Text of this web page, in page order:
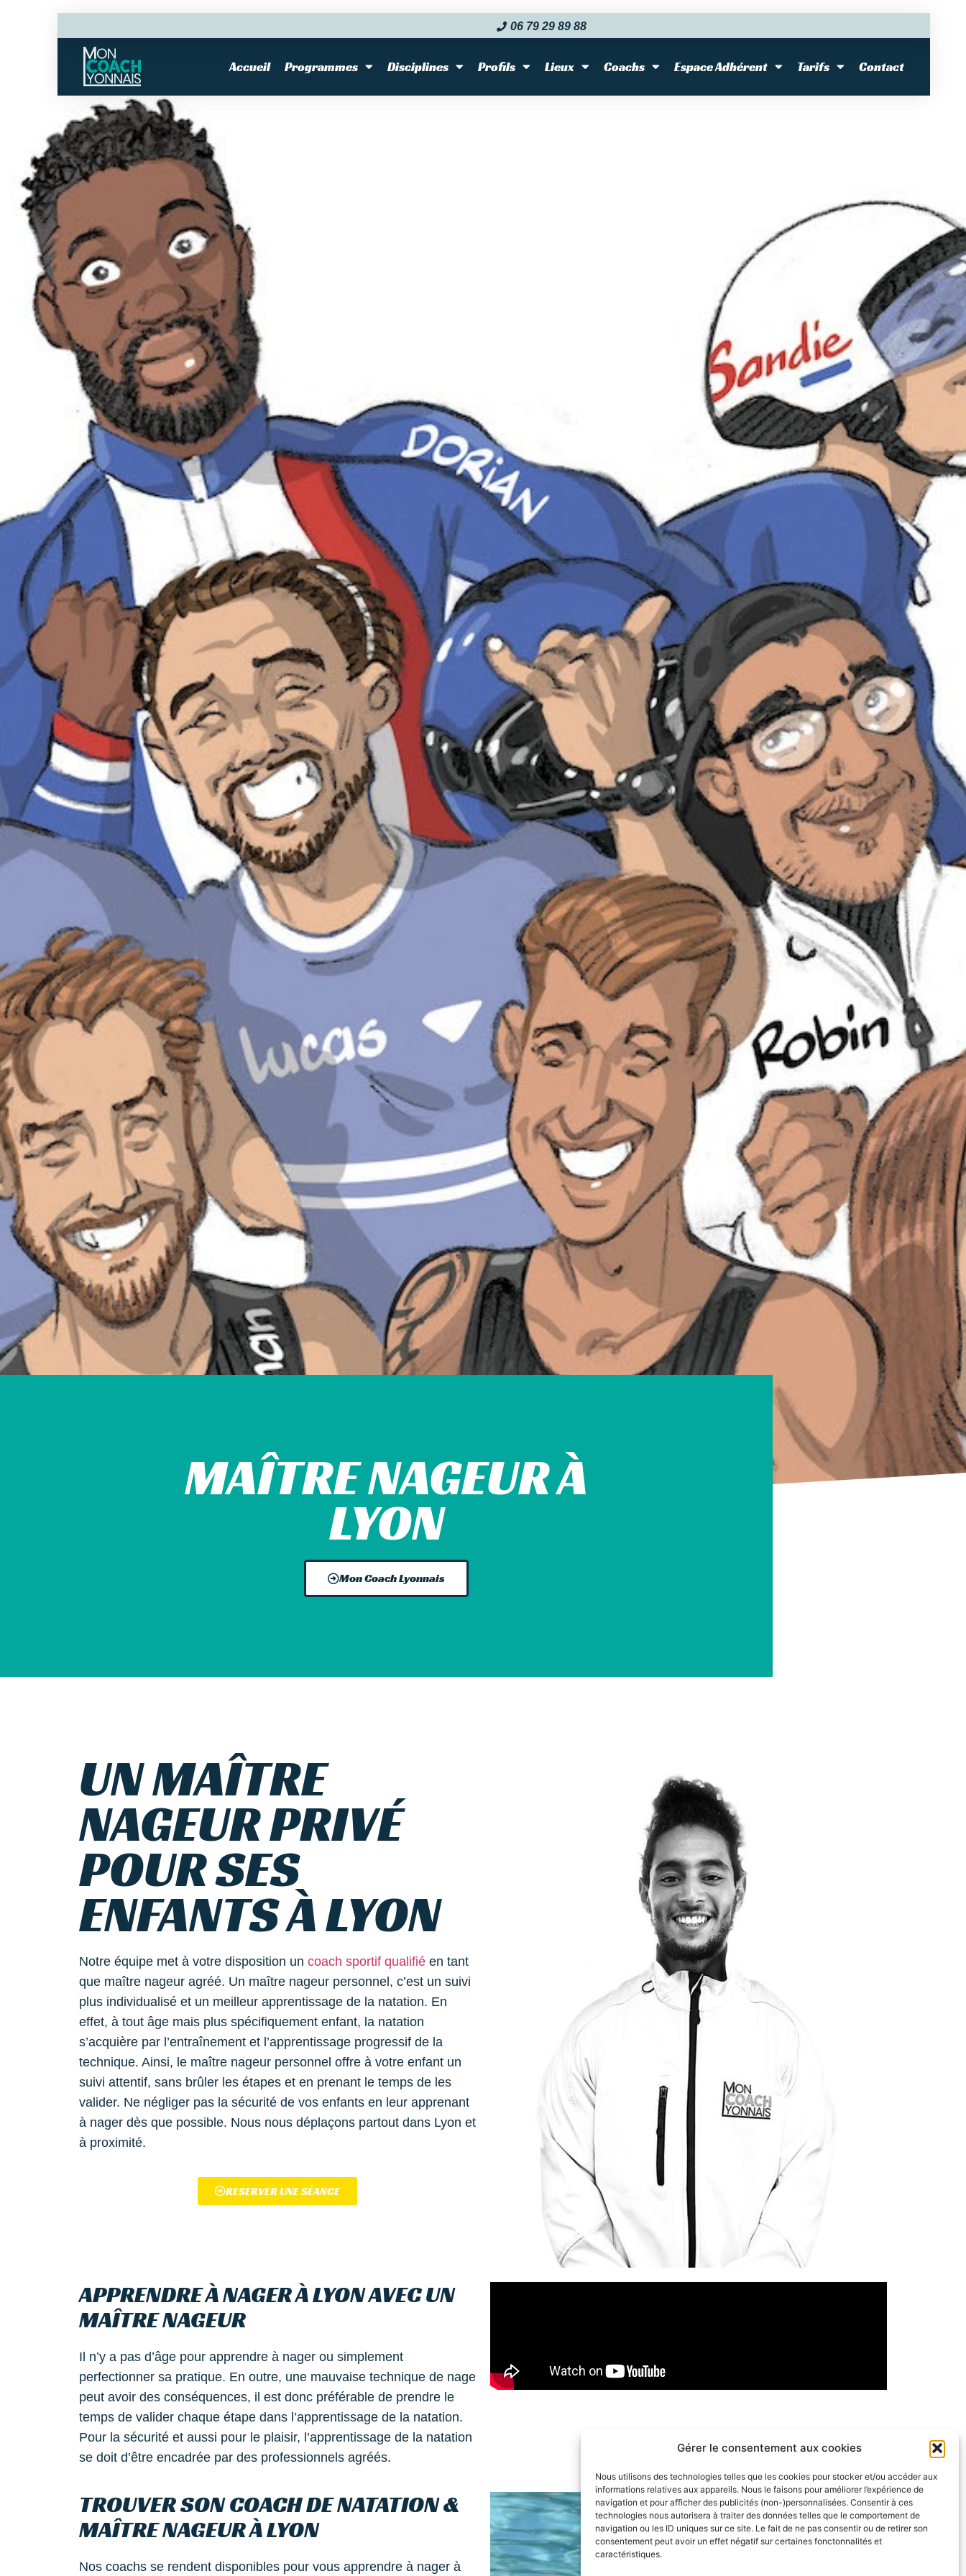
Gérer le consentement aux cookies
Nous utilisons des technologies telles que les cookies pour stocker et/ou accéder aux
informations relatives aux appareils. Nous le faisons pour améliorer l’expérience de
navigation et pour afficher des publicités (non-)personnalisées. Consentir à ces
technologies nous autorisera à traiter des données telles que le comportement de
navigation ou les ID uniques sur ce site. Le fait de ne pas consentir ou de retirer son
consentement peut avoir un effet négatif sur certaines fonctonnalités et
caractéristiques.
06 79 29 89 88‬
Accueil Programmes Disciplines Profils Lieux Coachs Espace Adhérent Tarifs Contact
MAÎTRE NAGEUR À
LYON
Mon Coach Lyonnais
UN MAÎTRE
NAGEUR PRIVÉ
POUR SES
ENFANTS À LYON
Notre équipe met à votre disposition un coach sportif qualifié en tant
que maître nageur agréé. Un maître nageur personnel, c’est un suivi
plus individualisé et un meilleur apprentissage de la natation. En
effet, à tout âge mais plus spécifiquement enfant, la natation
s’acquière par l’entraînement et l’apprentissage progressif de la
technique. Ainsi, le maître nageur personnel offre à votre enfant un
suivi attentif, sans brûler les étapes et en prenant le temps de les
valider. Ne négliger pas la sécurité de vos enfants en leur apprenant
à nager dès que possible. Nous nous déplaçons partout dans Lyon et
à proximité.
RESERVER UNE SÉANCE
APPRENDRE À NAGER À LYON AVEC UN
MAÎTRE NAGEUR
Il n’y a pas d’âge pour apprendre à nager ou simplement
perfectionner sa pratique. En outre, une mauvaise technique de nage
peut avoir des conséquences, il est donc préférable de prendre le
temps de valider chaque étape dans l’apprentissage de la natation.
Pour la sécurité et aussi pour le plaisir, l’apprentissage de la natation
se doit d’être encadrée par des professionnels agréés.
TROUVER SON COACH DE NATATION &
MAÎTRE NAGEUR À LYON
Nos coachs se rendent disponibles pour vous apprendre à nager à